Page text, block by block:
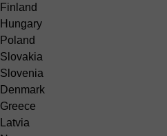
Finland
Hungary
Poland
Slovakia
Slovenia
Denmark
Greece
Latvia